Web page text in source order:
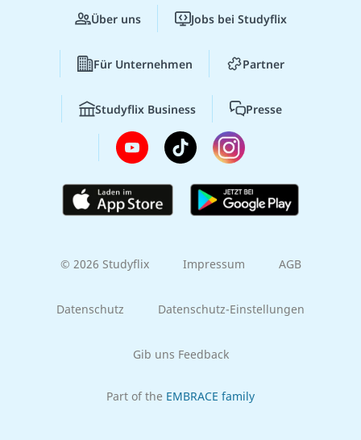
Über uns Jobs bei Studyflix
Für Unternehmen Partner
Studyflix Business Presse
© 2026 Studyflix Impressum AGB
Datenschutz Datenschutz-Einstellungen
Gib uns Feedback
Part of the EMBRACE family